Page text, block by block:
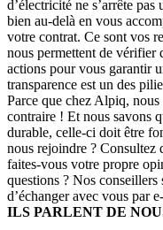
d’électricité ne s’arrête
bien au-delà en vous
votre contrat. Ce sont vos
nous permettent de vérifier
actions pour vous garantir
transparence est un des
Parce que chez Alpiq, nous
contraire ! Et nous savons
durable, celle-ci doit être
nous rejoindre ? Consultez
faites-vous votre propre
questions ? Nos
d’échanger avec vous par
ILS PARLENT DE